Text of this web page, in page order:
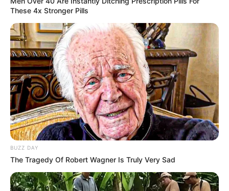
Como apostar de maneira
consciente e responsável
Antes de embarcar na emocionante jornada das apostas, é
imprescindível que você mergulhe fundo na compreensão
dos riscos envolvidos.
RISCOS 03/04/2024
ShareFacebookWhatsAppTelegramMessenger
X
These 4x Stronger Pills
BUZZ DAY
The Tragedy Of Robert Wagner Is Truly Very Sad